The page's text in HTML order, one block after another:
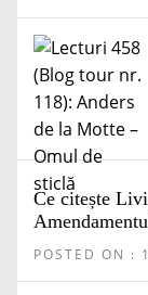
Ce citește
POSTED ON :